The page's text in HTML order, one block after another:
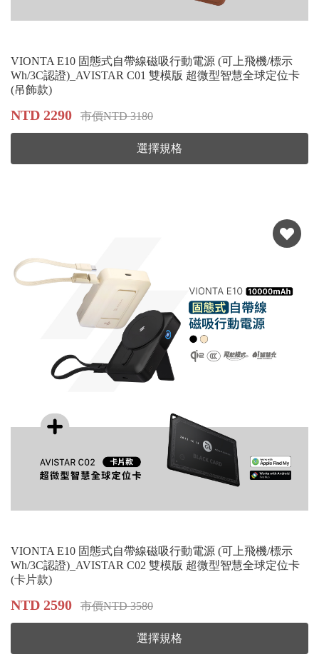
VIONTA E10 固態式自帶線磁吸行動電源 (可上飛機/標示
Wh/3C認證)_AVISTAR C01 雙模版 超微型智慧全球定位卡
(吊飾款​​​​​​​)
NTD 2290 市價NTD 3180
選擇規格
VIONTA E10 固態式自帶線磁吸行動電源 (可上飛機/標示
Wh/3C認證)_AVISTAR C02 雙模版 超微型智慧全球定位卡
(卡片款)
NTD 2590 市價NTD 3580
選擇規格